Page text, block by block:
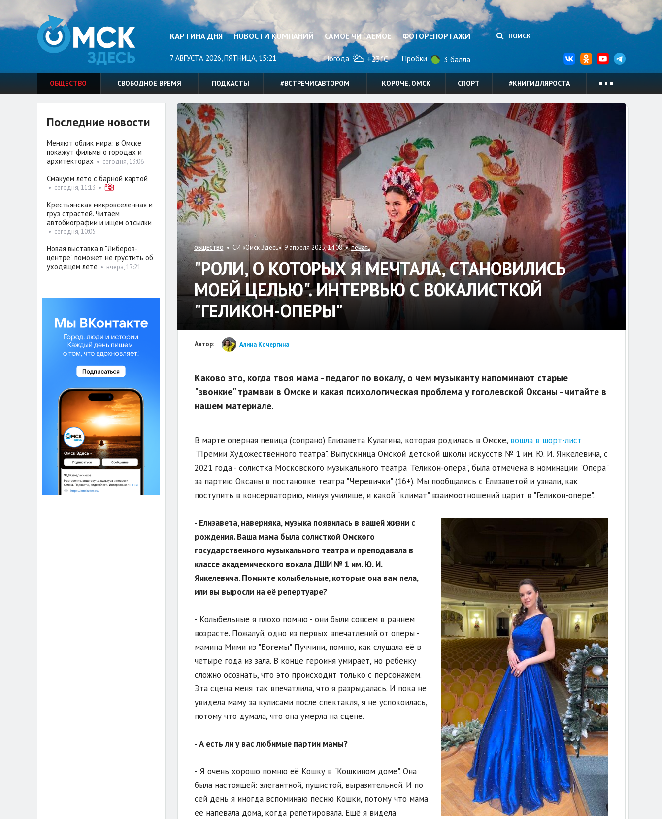
КАРТИНА ДНЯ НОВОСТИ КОМПАНИЙ САМОЕ ЧИТАЕМОЕ ФОТОРЕПОРТАЖИ ПОИСК
7 АВГУСТА 2026, ПЯТНИЦА, 15:21 Погода +23°C Пробки 3 балла
ОБЩЕСТВО СВОБОДНОЕ ВРЕМЯ ПОДКАСТЫ #ВСТРЕЧИСАВТОРОМ КОРОЧЕ, ОМСК СПОРТ #КНИГИДЛЯРОСТА
ОБЩЕСТВО • СИ «Омск Здесь» 9 апреля 2025, 14:08 •печать
"РОЛИ, О КОТОРЫХ Я МЕЧТАЛА, СТАНОВИЛИСЬ
МОЕЙ ЦЕЛЬЮ". ИНТЕРВЬЮ С ВОКАЛИСТКОЙ
"ГЕЛИКОН-ОПЕРЫ"
Автор: Алина Кочергина
Каково это, когда твоя мама - педагог по вокалу, о чём музыканту напоминают старые
"звонкие" трамваи в Омске и какая психологическая проблема у гоголевской Оксаны - читайте в
нашем материале.
В марте оперная певица (сопрано) Елизавета Кулагина, которая родилась в Омске, вошла в шорт-лист
"Премии Художественного театра". Выпускница Омской детской школы искусств № 1 им. Ю. И. Янкелевича, с
2021 года - солистка Московского музыкального театра "Геликон-опера", была отмечена в номинации "Опера"
за партию Оксаны в постановке театра "Черевички" (16+). Мы пообщались с Елизаветой и узнали, как
поступить в консерваторию, минуя училище, и какой "климат" взаимоотношений царит в "Геликон-опере".
- Елизавета, наверняка, музыка появилась в вашей жизни с
рождения. Ваша мама была солисткой Омского
государственного музыкального театра и преподавала в
классе академического вокала ДШИ № 1 им. Ю. И.
Янкелевича. Помните колыбельные, которые она вам пела,
или вы выросли на её репертуаре?
- Колыбельные я плохо помню - они были совсем в раннем
возрасте. Пожалуй, одно из первых впечатлений от оперы -
мамина Мими из "Богемы" Пуччини, помню, как слушала её в
четыре года из зала. В конце героиня умирает, но ребёнку
сложно осознать, что это происходит только с персонажем.
Эта сцена меня так впечатлила, что я разрыдалась. И пока не
увидела маму за кулисами после спектакля, я не успокоилась,
потому что думала, что она умерла на сцене.
- А есть ли у вас любимые партии мамы?
- Я очень хорошо помню её Кошку в "Кошкином доме". Она
была настоящей: элегантной, пушистой, выразительной. И по
сей день я иногда вспоминаю песню Кошки, потому что мама
её напевала дома, когда репетировала. Ещё я видела
Последние новости
Меняют облик мира: в Омске
покажут фильмы о городах и
архитекторах • сегодня, 13:06
Смакуем лето с барной картой
• сегодня, 11:13 •
Крестьянская микровселенная и
груз страстей. Читаем
автобиографии и ищем отсылки
• сегодня, 10:05
Новая выставка в "Либеров-
центре" поможет не грустить об
уходящем лете • вчера, 17:21